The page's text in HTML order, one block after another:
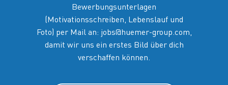
Bewerbungsunterlagen
(Motivationsschreiben, Lebenslauf und
Foto) per Mail an: jobs@huemer-group.com,
damit wir uns ein erstes Bild über dich
verschaffen können.